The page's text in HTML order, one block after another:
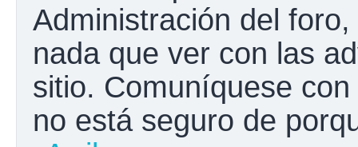
Administración del
nada que ver con las
sitio. Comuníquese
no está seguro de